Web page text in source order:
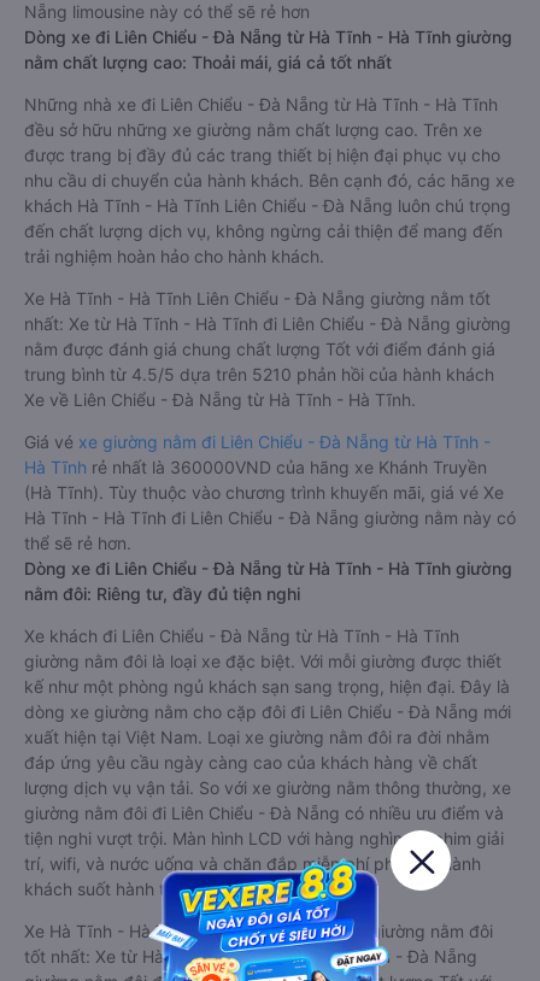
Nẵng limousine này có thể sẽ rẻ hơn
Dòng xe đi Liên Chiểu - Đà Nẵng từ Hà Tĩnh - Hà Tĩnh giường
nằm chất lượng cao: Thoải mái, giá cả tốt nhất
Những nhà xe đi Liên Chiểu - Đà Nẵng từ Hà Tĩnh - Hà Tĩnh
đều sở hữu những xe giường nằm chất lượng cao. Trên xe
được trang bị đầy đủ các trang thiết bị hiện đại phục vụ cho
nhu cầu di chuyển của hành khách. Bên cạnh đó, các hãng xe
khách Hà Tĩnh - Hà Tĩnh Liên Chiểu - Đà Nẵng luôn chú trọng
đến chất lượng dịch vụ, không ngừng cải thiện để mang đến
trải nghiệm hoàn hảo cho hành khách.
Xe Hà Tĩnh - Hà Tĩnh Liên Chiểu - Đà Nẵng giường nằm tốt
nhất: Xe từ Hà Tĩnh - Hà Tĩnh đi Liên Chiểu - Đà Nẵng giường
nằm được đánh giá chung chất lượng Tốt với điểm đánh giá
trung bình từ 4.5/5 dựa trên 5210 phản hồi của hành khách
Xe về Liên Chiểu - Đà Nẵng từ Hà Tĩnh - Hà Tĩnh.
Giá vé xe giường nằm đi Liên Chiểu - Đà Nẵng từ Hà Tĩnh -
Hà Tĩnh rẻ nhất là 360000VND của hãng xe Khánh Truyền
(Hà Tĩnh). Tùy thuộc vào chương trình khuyến mãi, giá vé Xe
Hà Tĩnh - Hà Tĩnh đi Liên Chiểu - Đà Nẵng giường nằm này có
thể sẽ rẻ hơn.
Dòng xe đi Liên Chiểu - Đà Nẵng từ Hà Tĩnh - Hà Tĩnh giường
nằm đôi: Riêng tư, đầy đủ tiện nghi
Xe khách đi Liên Chiểu - Đà Nẵng từ Hà Tĩnh - Hà Tĩnh
giường nằm đôi là loại xe đặc biệt. Với mỗi giường được thiết
kế như một phòng ngủ khách sạn sang trọng, hiện đại. Đây là
dòng xe giường nằm cho cặp đôi đi Liên Chiểu - Đà Nẵng mới
xuất hiện tại Việt Nam. Loại xe giường nằm đôi ra đời nhằm
đáp ứng yêu cầu ngày càng cao của khách hàng về chất
lượng dịch vụ vận tải. So với xe giường nằm thông thường, xe
giường nằm đôi đi Liên Chiểu - Đà Nẵng có nhiều ưu điểm và
tiện nghi vượt trội. Màn hình LCD với hàng nghìn bộ phim giải
trí, wifi, và nước uống và chăn đắp miễn phí phục vụ hành
khách suốt hành trình.
Xe Hà Tĩnh - Hà Tĩnh Liên Chiểu - Đà Nẵng giường nằm đôi
tốt nhất: Xe từ Hà Tĩnh - Hà Tĩnh đi Liên Chiểu - Đà Nẵng